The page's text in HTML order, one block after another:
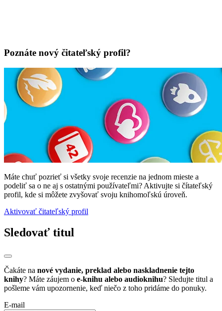
Poznáte nový čitateľský profil?
Máte chuť pozrieť si všetky svoje recenzie na jednom mieste a
podeliť sa o ne aj s ostatnými používateľmi? Aktivujte si čítateľský
profil, kde si môžete zvyšovať svoju knihomoľskú úroveň.
Aktivovať čitateľský profil
Sledovať titul
Čakáte na nové vydanie, preklad alebo naskladnenie tejto
knihy? Máte záujem o e-knihu alebo audioknihu? Sledujte titul a
pošleme vám upozornenie, keď niečo z toho pridáme do ponuky.
E-mail